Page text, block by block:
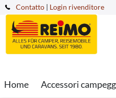
Contatto | Login rivenditore
Home Accessori